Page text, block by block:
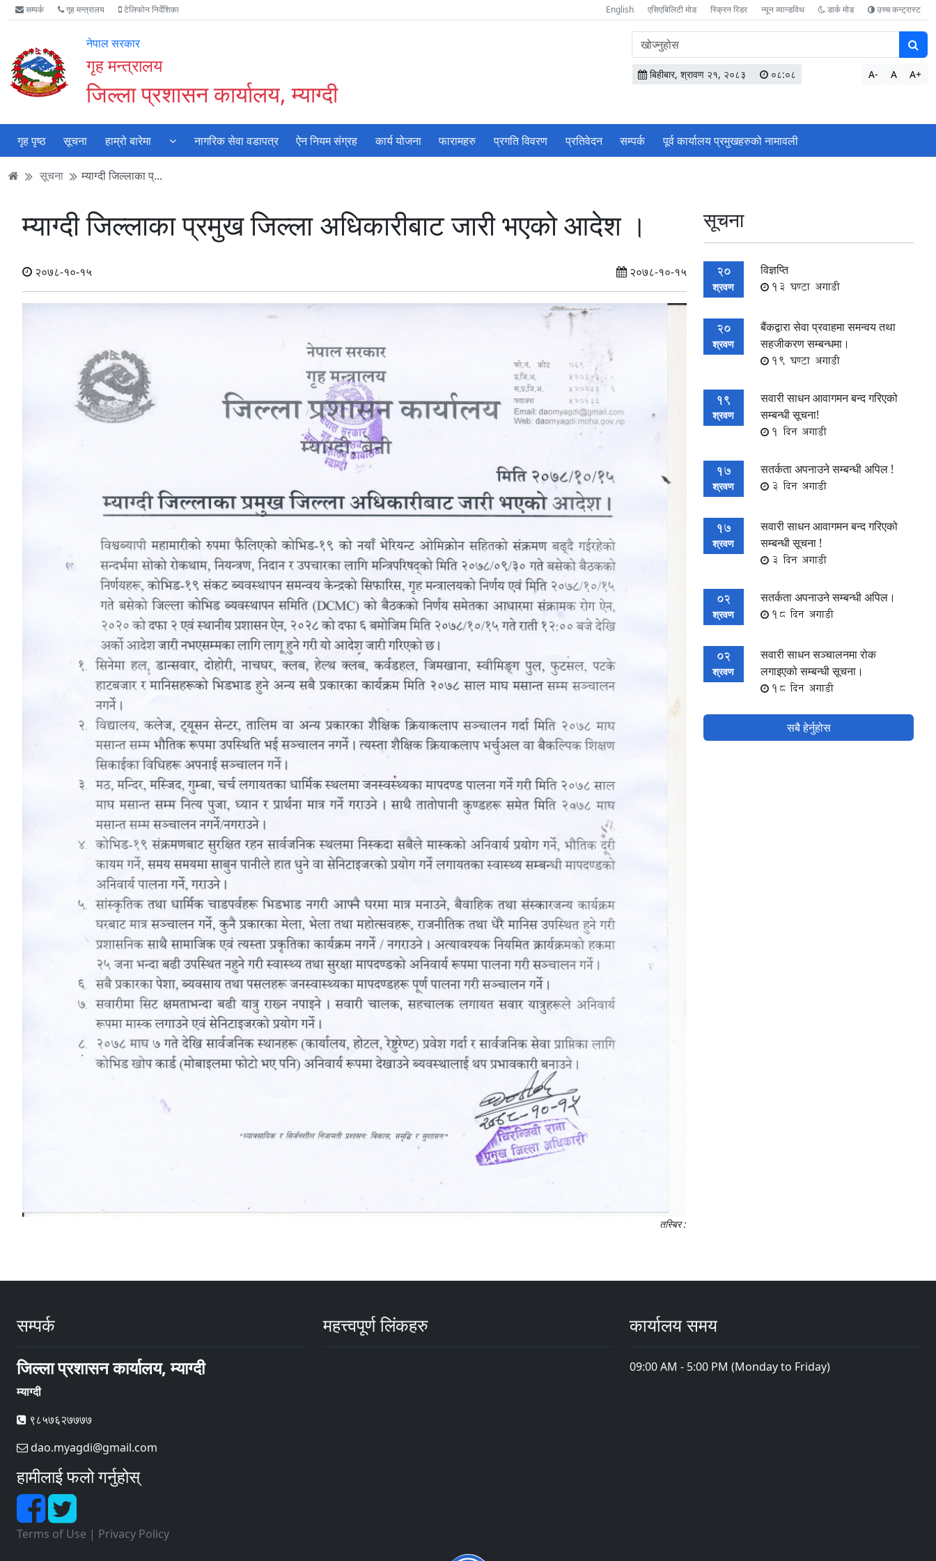
Accessibility
Mode
गर्नुहोस्
मुख्य
सामाग्री
मुख्य
नेभिगेसन
वेबसाइट
खोजमा
सम्पर्क गृह मन्त्रालय टेलिफोन निर्देशिका English एसिएबिलिटी मोड स्क्रिन रिडर न्यून व्यान्डविथ डार्क मोड उच्च कन्ट्रास्ट
नेपाल सरकार
गृह मन्त्रालय
जिल्ला प्रशासन कार्यालय, म्याग्दी
वेबसाइटमा
सामग्री
खोज्नुहोस
बिहीबार, श्रावण २१, २०८३ ०८:०८ A- A A+
गृह पृष्ठ सूचना हाम्रो बारेमा नागरिक सेवा वडापत्र ऐन नियम संग्रह कार्य योजना फारामहरु प्रगति विवरण प्रतिवेदन सम्पर्क पूर्व कार्यालय प्रमुखहरुको नामावली
सूचना म्याग्दी जिल्लाका प्...
म्याग्दी जिल्लाका प्रमुख जिल्ला अधिकारीबाट जारी भएको आदेश ।
२०७८-१०-१५ २०७८-१०-१५
तस्बिर :
सूचना
20
श्रवण
विज्ञप्ति
13 घण्टा अगाडी
20
श्रवण
बैंकद्वारा सेवा प्रवाहमा समन्वय तथा
सहजीकरण सम्बन्धमा।
19 घण्टा अगाडी
19
श्रवण
सवारी साधन आवागमन बन्द गरिएको
सम्बन्धी सूचना!
1 दिन अगाडी
17
श्रवण
सतर्कता अपनाउने सम्बन्धी अपिल !
3 दिन अगाडी
17
श्रवण
सवारी साधन आवागमन बन्द गरिएको
सम्बन्धी सूचना !
3 दिन अगाडी
02
श्रवण
सतर्कता अपनाउने सम्बन्धी अपिल।
18 दिन अगाडी
02
श्रवण
सवारी साधन सञ्चालनमा रोक
लगाइएको सम्बन्धी सूचना।
18 दिन अगाडी
सबै हेर्नुहोस
सम्पर्क
जिल्ला प्रशासन कार्यालय, म्याग्दी
म्याग्दी
९८५७६२७७७७
dao.myagdi@gmail.com
हामीलाई फलो गर्नुहोस्
Terms of Use | Privacy Policy
महत्त्वपूर्ण लिंकहरु कार्यालय समय
09:00 AM - 5:00 PM (Monday to Friday)